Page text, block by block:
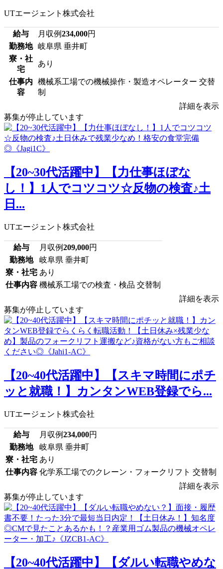
UTエージェント株式会社
給与 月収例234,000円
勤務地
岐阜県 垂井町
寮・社
宅
あり
仕事内
容
機械系工場での機械操作・製造オペレーター 交替
制
詳細を表示
募集が停止しています
【20~30代活躍中】【力仕事ほぼな
し！】1人でコツコツ☆反物の検査♪土
日...
UTエージェント株式会社
給与 月収例209,000円
勤務地
岐阜県 垂井町
寮・社宅 あり
仕事内容 機械系工場での検査・検品 交替制
詳細を表示
募集が停止しています
【20~40代活躍中】【スキマ時間にポチ
ッと就職！】カンタンWEB登録でら...
UTエージェント株式会社
給与 月収例234,000円
勤務地
岐阜県 垂井町
寮・社宅 あり
仕事内容 化学系工場でのクレーン・フォークリフト 交替制
詳細を表示
募集が停止しています
【20~40代活躍中】【ダルい転職やめな